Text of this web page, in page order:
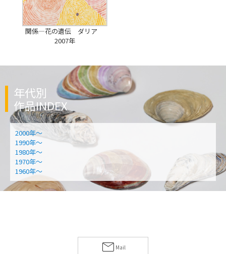
関係―花の遺伝 ダリア
2007年
年代別
作品INDEX
2000年〜
1990年〜
1980年〜
1970年〜
1960年〜
Mail